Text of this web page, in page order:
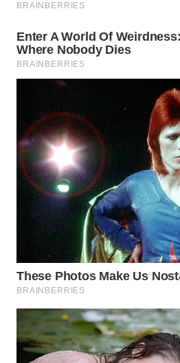
WN
DEPOK
UTARA
WN
SAMOSIR
WN
PADANG
LAWAS
WN
SUMEDANG
WN
CIANJUR